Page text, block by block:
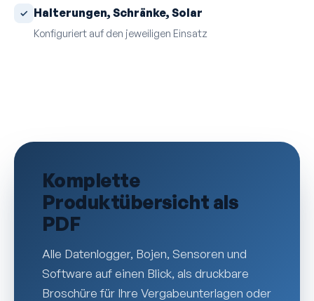
Halterungen, Schränke, Solar
Konfiguriert auf den jeweiligen Einsatz
Komplette
Produktübersicht als
PDF
Alle Datenlogger, Bojen, Sensoren und
Software auf einen Blick, als druckbare
Broschüre für Ihre Vergabe­unterlagen oder